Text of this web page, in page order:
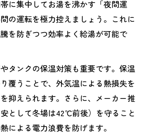
に集中してお湯を沸かす「夜間運
の運転を極力控えましょう。これに
を防ぎつつ効率よく給湯が可能で
タンクの保温対策も重要です。保温
覆うことで、外気温による熱損失を
抑えられます。さらに、メーカー推
として冬場は42℃前後）を守ること
による電力浪費を防げます。